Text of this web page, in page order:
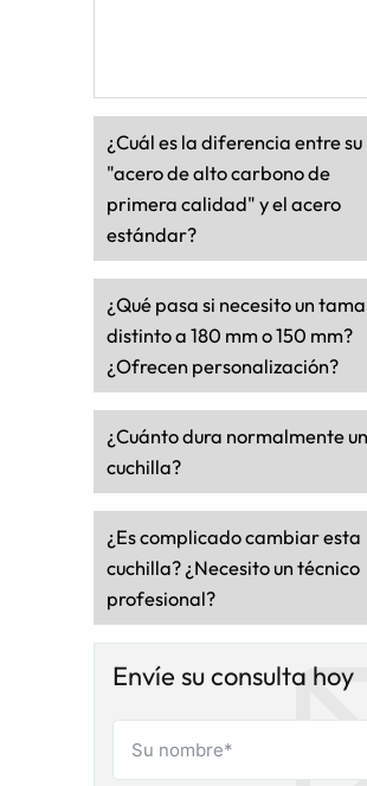
¿Cuál es la diferencia entre su
"acero de alto carbono de
primera calidad" y el acero
estándar?
¿Qué pasa si necesito un
distinto a 180 mm o 150 mm?
¿Ofrecen personalización?
¿Cuánto dura normalmente
cuchilla?
¿Es complicado cambiar esta
cuchilla? ¿Necesito un técnico
profesional?
Envíe su consulta hoy